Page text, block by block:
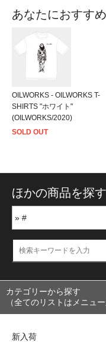
あなたにおすす
OILWORKS - OILWORKS T-
SHIRTS "ホワイト"
(OILWORKS/2020)
SOLD OUT
ほかの商品を探す
カテゴリーから探す
（全てのリストはメニュー
新入荷